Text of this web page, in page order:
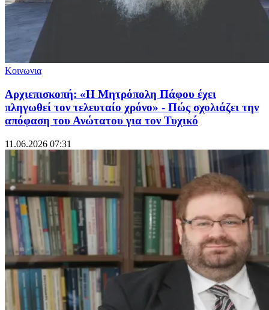
Κοινωνια
Αρχιεπισκοπή: «Η Μητρόπολη Πάφου έχει
πληγωθεί τον τελευταίο χρόνο» - Πώς σχολιάζει την
απόφαση του Ανώτατου για τον Τυχικό
11.06.2026 07:31